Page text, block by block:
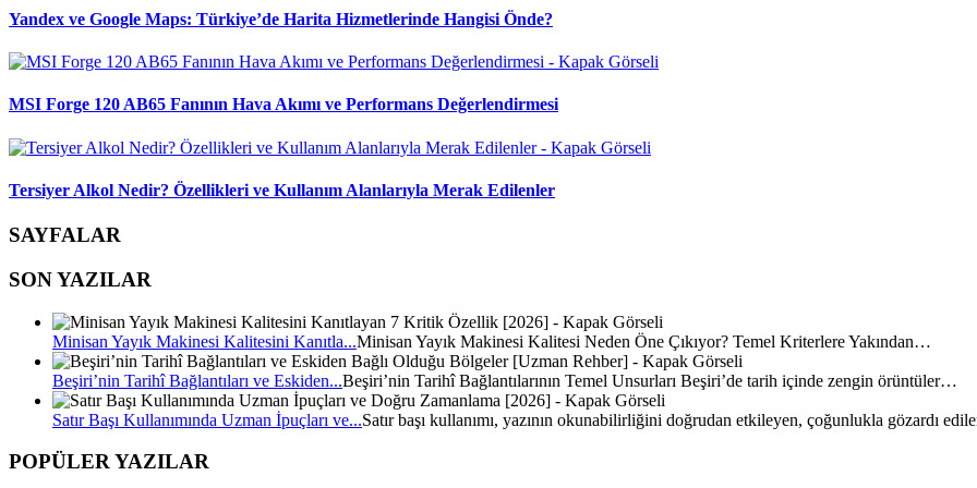
Yandex ve Google Maps: Türkiye’de Harita Hizmetlerinde Hangisi Önde?
MSI Forge 120 AB65 Fanının Hava Akımı ve Performans Değerlendirmesi
Tersiyer Alkol Nedir? Özellikleri ve Kullanım Alanlarıyla Merak Edilenler
SAYFALAR
SON YAZILAR
Minisan Yayık Makinesi Kalitesini Kanıtla...Minisan Yayık Makinesi Kalitesi Neden Öne Çıkıyor? Temel Kriterlere Yakından…
Beşiri’nin Tarihî Bağlantıları ve Eskiden...Beşiri’nin Tarihî Bağlantılarının Temel Unsurları Beşiri’de tarih içinde zengin örüntüler…
Satır Başı Kullanımında Uzman İpuçları ve...Satır başı kullanımı, yazının okunabilirliğini doğrudan etkileyen, çoğunlukla gözardı
POPÜLER YAZILAR